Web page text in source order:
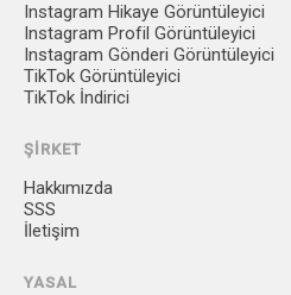
Instagram Hikaye Görüntüleyici
Instagram Profil Görüntüleyici
Instagram Gönderi Görüntüleyici
TikTok Görüntüleyici
TikTok İndirici
ŞIRKET
Hakkımızda
SSS
İletişim
YASAL